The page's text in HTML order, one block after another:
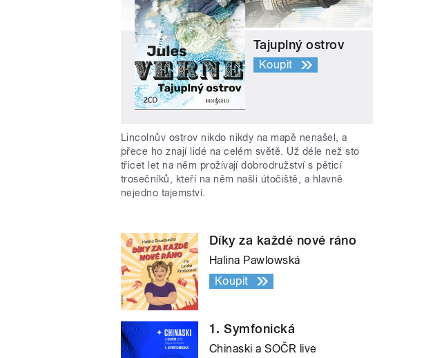
Tajuplný ostrov
Koupit
Lincolnův ostrov nikdo nikdy na mapě nenašel, a
přece ho znají lidé na celém světě. Už déle než sto
třicet let na něm prožívají dobrodružství s pěticí
trosečníků, kteří na něm našli útočiště, a hlavně
nejedno tajemství.
Díky za každé nové ráno
Halina Pawlowská
Koupit
1. Symfonická
Chinaski a SOČR live